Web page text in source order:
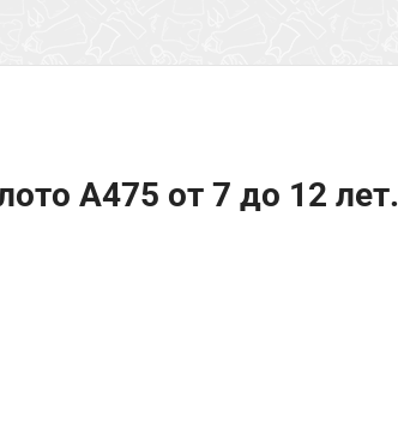
A475 от 7 до 12 лет.